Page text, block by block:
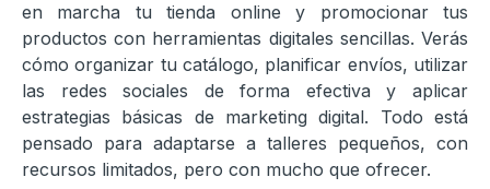
en marcha tu tienda online y promocionar tus
productos con herramientas digitales sencillas. Verás
cómo organizar tu catálogo, planificar envíos, utilizar
las redes sociales de forma efectiva y aplicar
estrategias básicas de marketing digital. Todo está
pensado para adaptarse a talleres pequeños, con
recursos limitados, pero con mucho que ofrecer.